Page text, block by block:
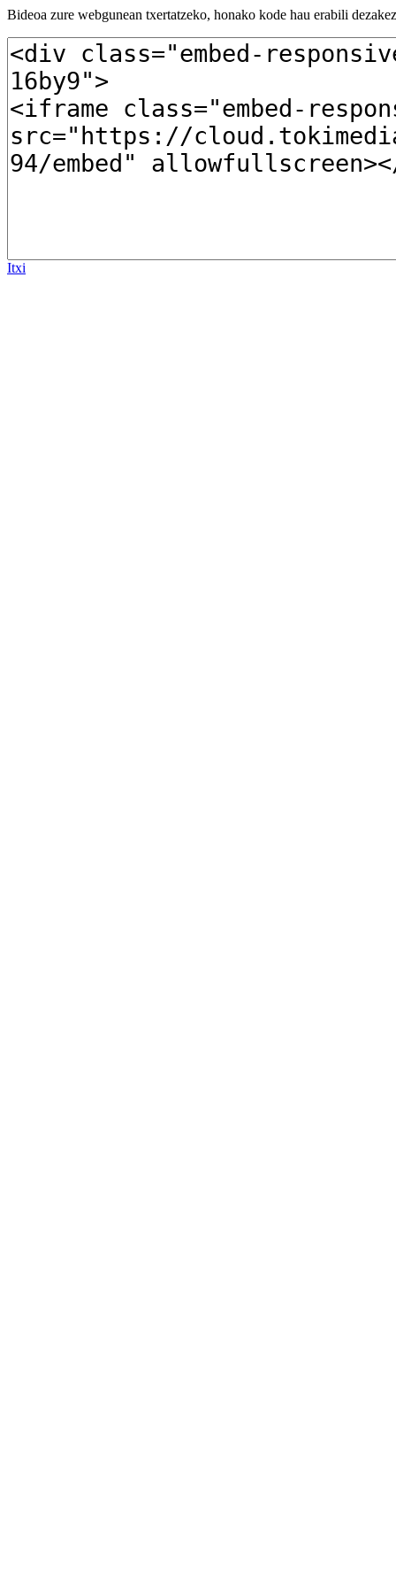
Bideoa zure webgunean txertatzeko, honako kode hau erabili
Itxi